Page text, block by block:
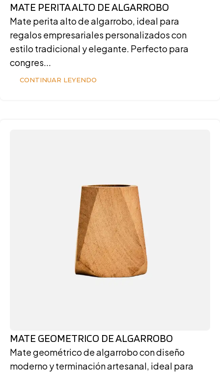
MATE PERITA ALTO DE ALGARROBO
Mate perita alto de algarrobo, ideal para
regalos empresariales personalizados con
estilo tradicional y elegante. Perfecto para
congres...
CONTINUAR LEYENDO
MATE GEOMETRICO DE ALGARROBO
Mate geométrico de algarrobo con diseño
moderno y terminación artesanal, ideal para